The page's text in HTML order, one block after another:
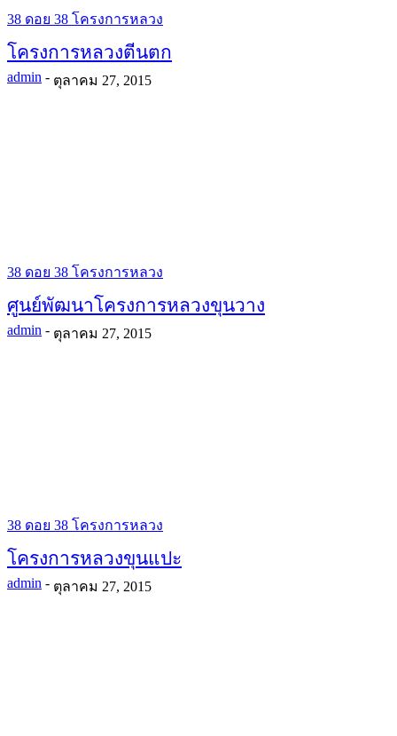
38 ดอย 38 โครงการหลวง
โครงการหลวงตีนตก
admin - ตุลาคม 27, 2015
38 ดอย 38 โครงการหลวง
ศูนย์พัฒนาโครงการหลวงขุนวาง
admin - ตุลาคม 27, 2015
38 ดอย 38 โครงการหลวง
โครงการหลวงขุนแปะ
admin - ตุลาคม 27, 2015